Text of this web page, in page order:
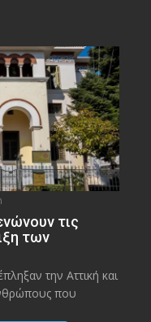
τις
των
την Αττική και
που